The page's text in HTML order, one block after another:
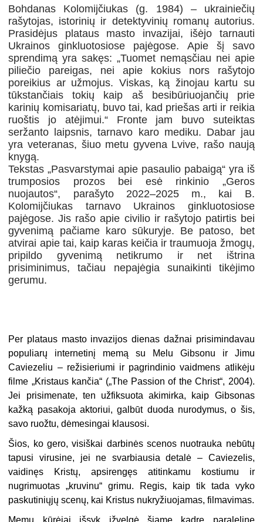
Bohdanas Kolomijčiukas (g. 1984) – ukrainiečių
rašytojas, istorinių ir detektyvinių romanų autorius.
Prasidėjus plataus masto invazijai, išėjo tarnauti
Ukrainos ginkluotosiose pajėgose. Apie šį savo
sprendimą yra sakęs: „Tuomet nemąsčiau nei apie
piliečio pareigas, nei apie kokius nors rašytojo
poreikius ar užmojus. Viskas, ką žinojau kartu su
tūkstančiais tokių kaip aš besibūriuojančių prie
karinių komisariatų, buvo tai, kad priešas arti ir reikia
ruoštis jo atėjimui.“ Fronte jam buvo suteiktas
seržanto laipsnis, tarnavo karo mediku. Dabar jau
yra veteranas, šiuo metu gyvena Lvive, rašo naują
knygą.
Tekstas „Pasvarstymai apie pasaulio pabaigą“ yra iš
trumposios prozos bei esė rinkinio „Geros
nuojautos“, parašyto 2022–2025 m., kai B.
Kolomijčiukas tarnavo Ukrainos ginkluotosiose
pajėgose. Jis rašo apie civilio ir rašytojo patirtis bei
gyvenimą pačiame karo sūkuryje. Be patoso, bet
atvirai apie tai, kaip karas keičia ir traumuoja žmogų,
pripildo gyvenimą netikrumo ir net ištrina
prisiminimus, tačiau nepajėgia sunaikinti tikėjimo
gerumu.
Per plataus masto invazijos dienas dažnai prisimindavau
populiarų internetinį memą su Melu Gibsonu ir Jimu
Caviezeliu – režisieriumi ir pagrindinio vaidmens atlikėju
filme „Kristaus kančia“ („The Passion of the Christ“, 2004).
Jei prisimenate, ten užfiksuota akimirka, kaip Gibsonas
kažką pasakoja aktoriui, galbūt duoda nurodymus, o šis,
savo ruožtu, dėmesingai klausosi.
Šios, ko gero, visiškai darbinės scenos nuotrauka nebūtų
tapusi virusine, jei ne svarbiausia detalė – Caviezelis,
vaidinęs Kristų, apsirengęs atitinkamu kostiumu ir
nugrimuotas „kruvinu“ grimu. Regis, kaip tik tada vyko
paskutiniųjų scenų, kai Kristus nukryžiuojamas, filmavimas.
Memų kūrėjai išsyk įžvelgė šiame kadre paralelinę